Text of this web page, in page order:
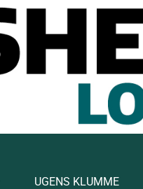
UGENS KLUMME